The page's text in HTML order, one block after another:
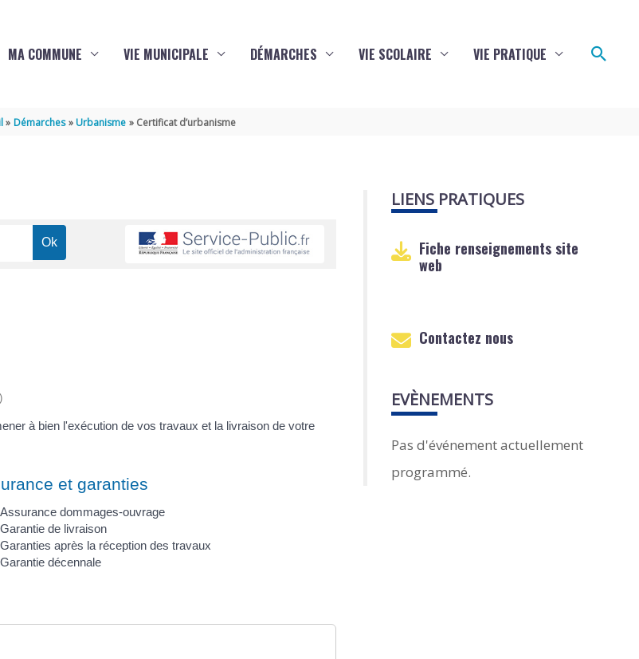
MA COMMUNE VIE MUNICIPALE DÉMARCHES VIE SCOLAIRE VIE PRATIQUE
Démarches Urbanisme Certificat d’urbanisme
à bien l'exécution de vos travaux et la livraison de votre
et garanties
Assurance dommages-ouvrage
Garantie de livraison
Garanties après la réception des travaux
Garantie décennale
LIENS PRATIQUES
Fiche renseignements site
web
Contactez nous
EVÈNEMENTS
Pas d'événement actuellement
programmé.